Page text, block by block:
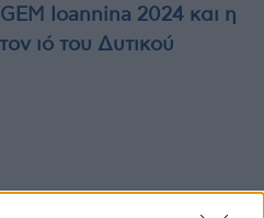
Ioannina 2024 και η
ιό του Δυτικού